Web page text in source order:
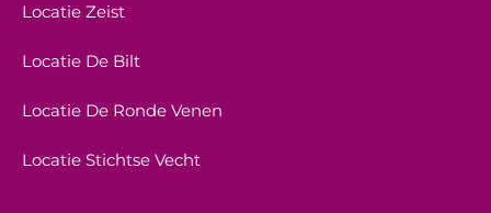
Locatie Zeist
Locatie De Bilt
Locatie De Ronde Venen
Locatie Stichtse Vecht